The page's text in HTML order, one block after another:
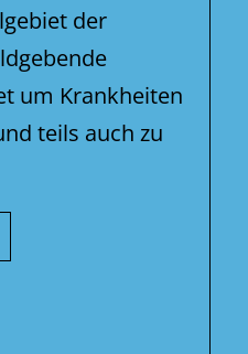
der
um Krankheiten
teils auch zu